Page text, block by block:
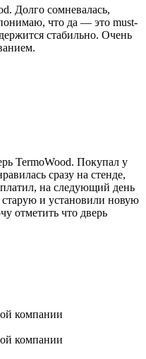
Долго сомневалась,
что да — это must-
стабильно. Очень
TermoWood. Покупал у
сразу на стенде,
на следующий день
и установили новую
отметить что дверь
компании
компании